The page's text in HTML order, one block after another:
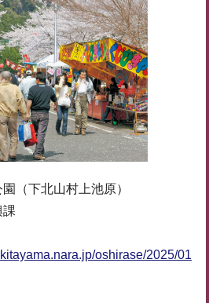
（下北山村上池原）
課
oshirase/2025/01